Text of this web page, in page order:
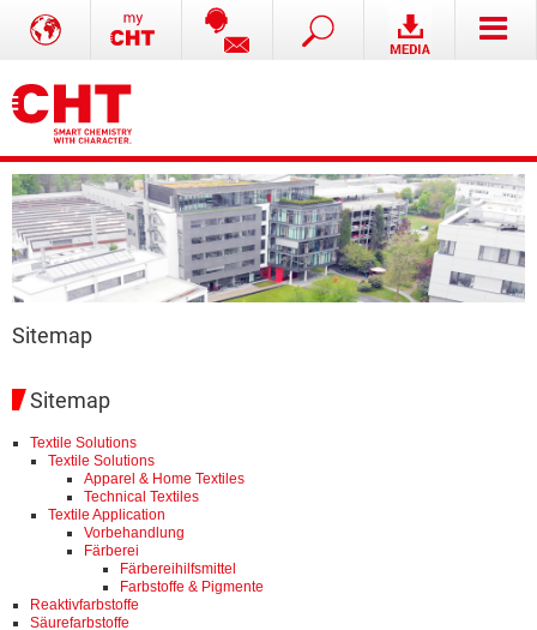
Sitemap
Sitemap
Textile Solutions
Textile Solutions
Apparel & Home Textiles
Technical Textiles
Textile Application
Vorbehandlung
Färberei
Färbereihilfsmittel
Farbstoffe & Pigmente
Reaktivfarbstoffe
Säurefarbstoffe